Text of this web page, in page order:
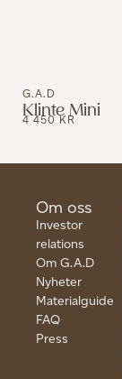
G.A.D
Klinte Mini
4 450KR
Om oss
Investor
relations
Om G.A.D
Nyheter
Materialguide
FAQ
Press